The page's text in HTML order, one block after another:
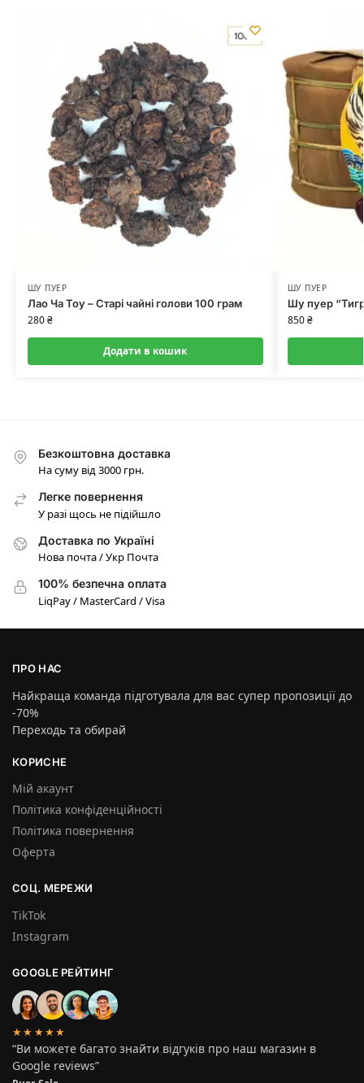
ШУ ПУЕР
Лао Ча Тоу – Старі чайні голови 100 грам
280₴
Додати в кошик
ШУ ПУЕР
Шу пуер
850₴
Безкоштовна доставка
На суму від 3000 грн.
Легке повернення
У разі щось не підійшло
Доставка по Україні
Нова почта / Укр Почта
100% безпечна оплата
LiqPay / MasterCard / Visa
ПРО НАС
Найкраща команда підготувала для вас супер пропозиції до
-70%
Переходь та обирай
КОРИСНЕ
Мій акаунт
Політика конфіденційності
Політика повернення
Оферта
СОЦ. МЕРЕЖИ
TikTok
Instagram
GOOGLE РЕЙТИНГ
★★★★★
“Ви можете багато знайти відгуків про наш магазин в
Google reviews”